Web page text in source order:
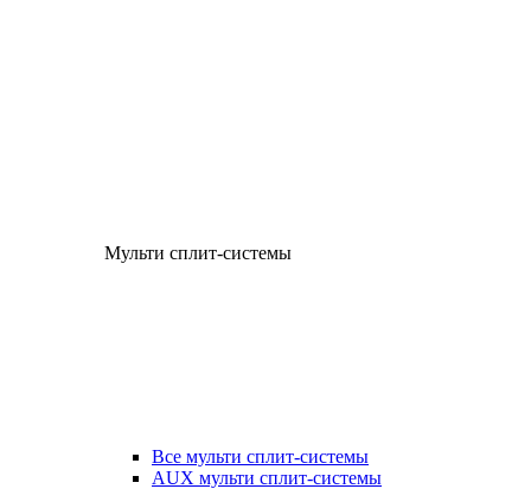
Мульти сплит-системы
Все мульти сплит-системы
AUX мульти сплит-системы